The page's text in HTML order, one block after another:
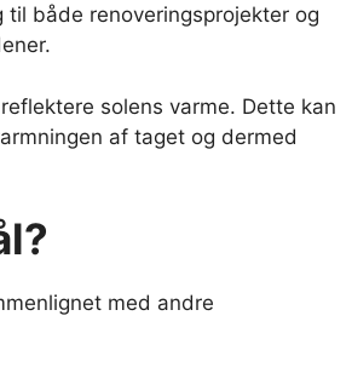
både renoveringsprojekter og
solens varme. Dette kan
af taget og dermed
med andre